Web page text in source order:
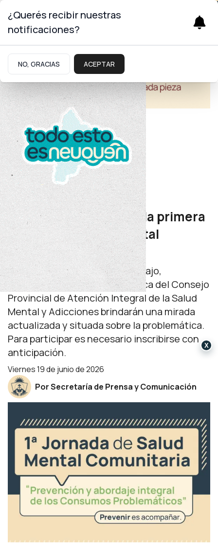
Salud
Consumos Problemáticos
Invitan a participar de la primera
Jornada de Salud Mental
Comunitaria
A través de cuatro ejes de trabajo,
especialistas de la mesa técnica del Consejo
Provincial de Atención Integral de la Salud
Mental y Adicciones brindarán una mirada
actualizada y situada sobre la problemática.
Para participar es necesario inscribirse con
anticipación.
viernes 19 de junio de 2026
Por Secretaría de Prensa y Comunicación
¿Querés recibir nuestras
notificaciones?
NO, GRACIAS ACEPTAR
X